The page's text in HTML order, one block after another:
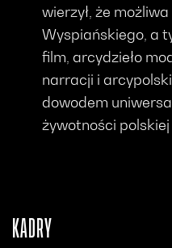
wierzył, że
Wyspiańskiego, a
film, arcydzieło
narracji i
dowodem
żywotności
KADRY